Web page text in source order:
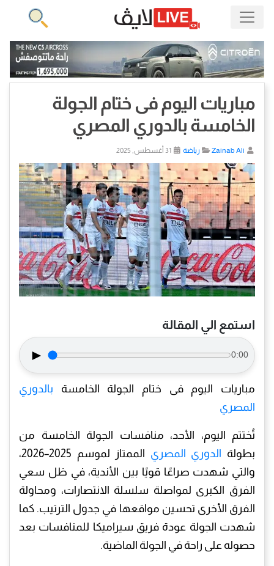
مباريات اليوم فى ختام الجولة
الخامسة بالدوري المصري
Zainab Ali رياضة
استمع الي المقالة
► 0:00
مباريات اليوم فى ختام الجولة الخامسة بالدوري
المصري
تُختتم اليوم، الأحد، منافسات الجولة الخامسة من
بطولة الدوري المصري
الممتاز لموسم 2025–2026،
والتي شهدت صراعًا قويًا بين الأندية، في ظل سعي
الفرق الكبرى لمواصلة سلسلة الانتصارات، ومحاولة
الفرق الأخرى تحسين مواقعها في جدول الترتيب. كما
شهدت الجولة عودة فريق سيراميكا للمنافسات بعد
حصوله على راحة في الجولة الماضية.